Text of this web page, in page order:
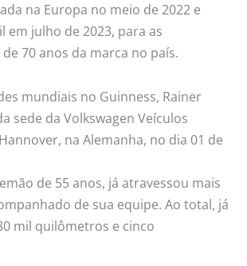
na Europa no meio de 2022 e
em julho de 2023, para as
70 anos da marca no país.
mundiais no Guinness, Rainer
sede da Volkswagen Veículos
na Alemanha, no dia 01 de
de 55 anos, já atravessou mais
de sua equipe. Ao total, já
mil quilômetros e cinco